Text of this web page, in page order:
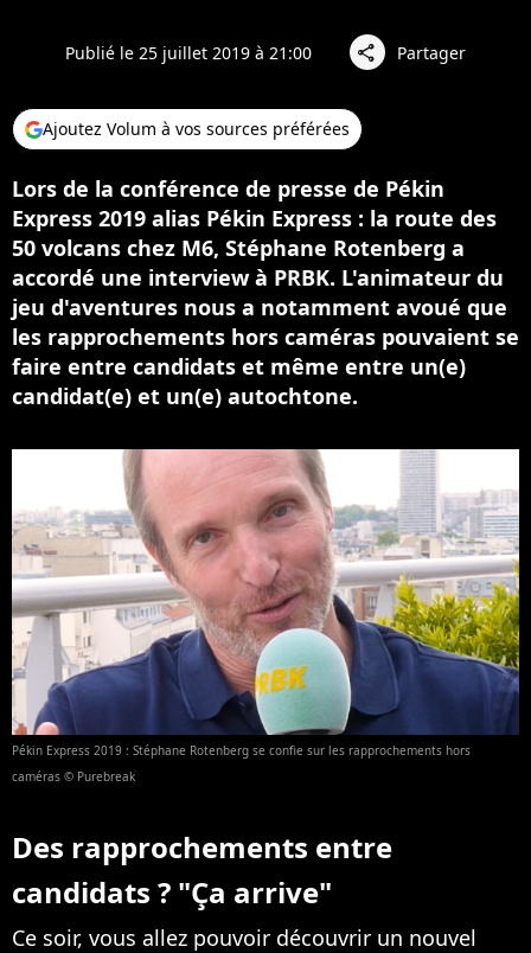
Publié le 25 juillet 2019 à 21:00 share Partager
Ajoutez Volum à vos sources préférées
Lors de la conférence de presse de Pékin
Express 2019 alias Pékin Express : la route des
50 volcans chez M6, Stéphane Rotenberg a
accordé une interview à PRBK. L'animateur du
jeu d'aventures nous a notamment avoué que
les rapprochements hors caméras pouvaient se
faire entre candidats et même entre un(e)
candidat(e) et un(e) autochtone.
Pékin Express 2019 : Stéphane Rotenberg se confie sur les rapprochements hors
caméras © Purebreak
Des rapprochements entre
candidats ? "Ça arrive"
Ce soir, vous allez pouvoir découvrir un nouvel